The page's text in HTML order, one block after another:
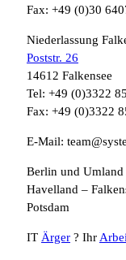
Fax: +49 (0)30
Niederlassung
Poststr. 26
14612 Falkensee
Tel: +49 (0)3322
Fax: +49 (0)3322
E-Mail:
Berlin und Umland
Havelland –
Potsdam
IT Ärger ? Ihr